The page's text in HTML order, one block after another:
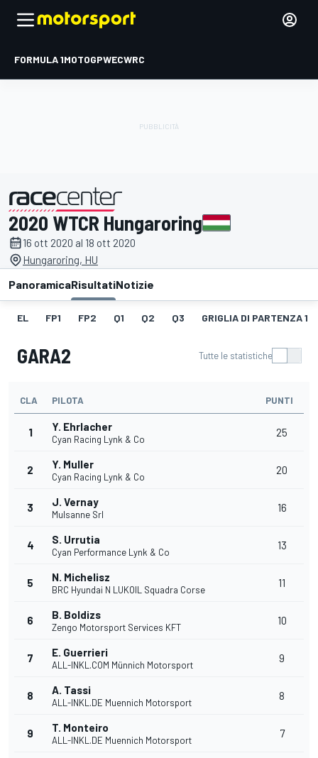
FORMULA 1MOTOGPWECWRC
presentato da
2020 WTCR Hungaroring
16 ott 2020 al 18 ott 2020
Hungaroring, HU
PanoramicaRisultatiNotizie
EL FP1 FP2 Q1 Q2 Q3 GRIGLIA DI PARTENZA 1
GARA2 Tutte le statistiche
CLA PILOTA PUNTI
1 Y. Ehrlacher
Cyan Racing Lynk & Co
25
2 Y. Muller
Cyan Racing Lynk & Co
20
3 J. Vernay
Mulsanne Srl
16
4 S. Urrutia
Cyan Performance Lynk & Co
13
5 N. Michelisz
BRC Hyundai N LUKOIL Squadra Corse
11
6 B. Boldizs
Zengo Motorsport Services KFT
10
7 E. Guerrieri
ALL-INKL.COM Münnich Motorsport
9
8 A. Tassi
ALL-INKL.DE Muennich Motorsport
8
9 T. Monteiro
ALL-INKL.DE Muennich Motorsport
7